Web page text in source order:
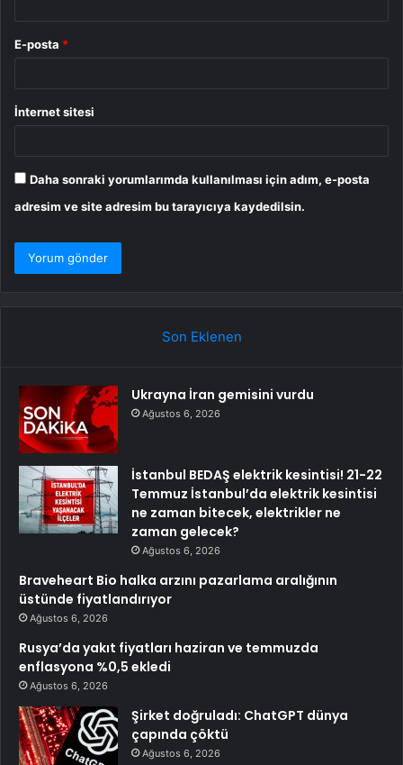
E-posta *
İnternet sitesi
Daha sonraki yorumlarımda kullanılması için adım, e-posta
adresim ve site adresim bu tarayıcıya kaydedilsin.
Son Eklenen
Ukrayna İran gemisini vurdu
Ağustos 6, 2026
İstanbul BEDAŞ elektrik kesintisi! 21-22
Temmuz İstanbul’da elektrik kesintisi
ne zaman bitecek, elektrikler ne
zaman gelecek?
Ağustos 6, 2026
Braveheart Bio halka arzını pazarlama aralığının
üstünde fiyatlandırıyor
Ağustos 6, 2026
Rusya’da yakıt fiyatları haziran ve temmuzda
enflasyona %0,5 ekledi
Ağustos 6, 2026
Şirket doğruladı: ChatGPT dünya
çapında çöktü
Ağustos 6, 2026